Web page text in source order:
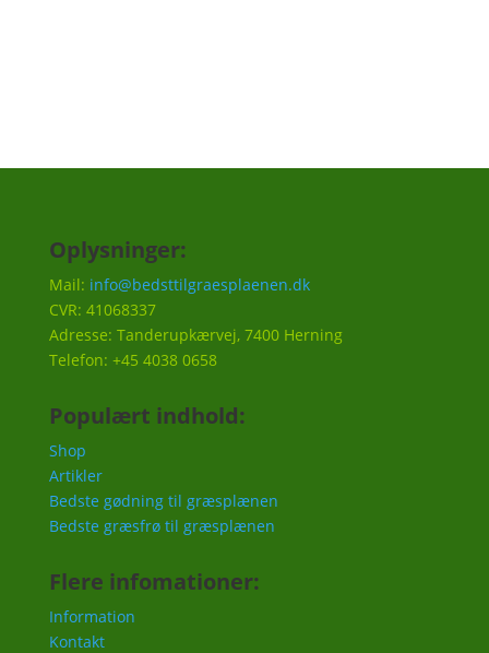
Oplysninger:
Mail: info@bedsttilgraesplaenen.dk
CVR: 41068337
Adresse: Tanderupkærvej, 7400 Herning
Telefon: +45 4038 0658
Populært indhold:
Shop
Artikler
Bedste gødning til græsplænen
Bedste græsfrø til græsplænen
Flere infomationer:
Information
Kontakt